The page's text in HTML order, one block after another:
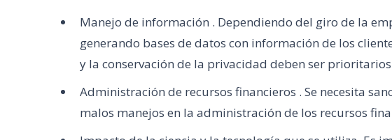
Manejo de información . Dependiendo del giro de la
generando bases de datos con información de los
y la conservación de la privacidad deben ser
Administración de recursos financieros . Se necesita
malos manejos en la administración de los recursos